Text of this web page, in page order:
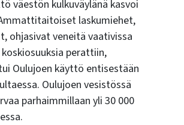
väestön kulkuväylänä kasvoi
laskumiehet,
ohjasivat veneitä vaativissa
koskiosuuksia perattiin,
Oulujoen käyttö entisestään
Oulujoen vesistössä
parhaimmillaan yli 30 000